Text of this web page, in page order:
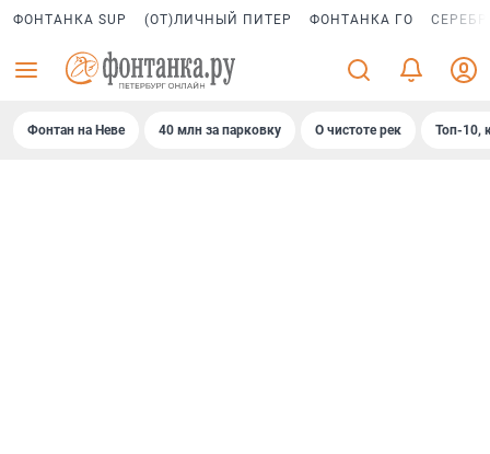
ФОНТАНКА SUP (ОТ)ЛИЧНЫЙ ПИТЕР ФОНТАНКА ГО
Фонтан на Неве 40 млн за парковку О чистоте рек Топ-10,